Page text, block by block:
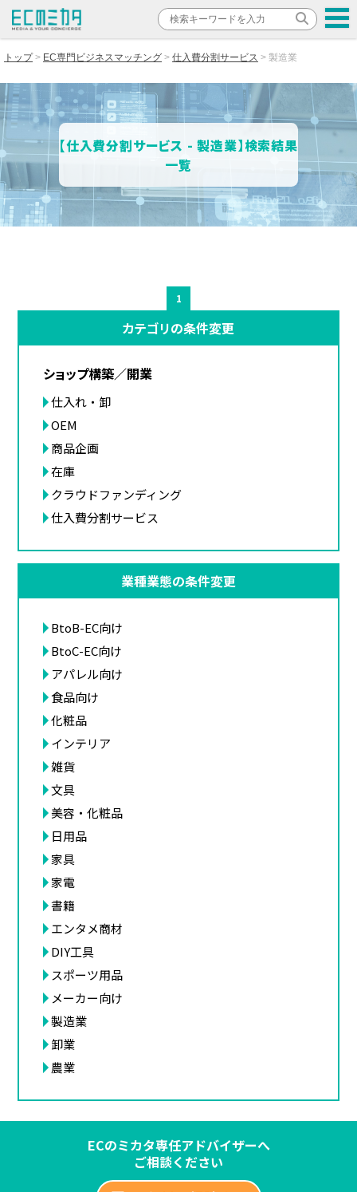
トップ EC専門ビジネスマッチング 仕入費分割サービス 製造業
【仕入費分割サービス - 製造業】検索結果
一覧
1
カテゴリの条件変更
ショップ構築／開業
仕入れ・卸
OEM
商品企画
在庫
クラウドファンディング
仕入費分割サービス
業種業態の条件変更
BtoB-EC向け
BtoC-EC向け
アパレル向け
食品向け
化粧品
インテリア
雑貨
文具
美容・化粧品
日用品
家具
家電
書籍
エンタメ商材
DIY工具
スポーツ用品
メーカー向け
製造業
卸業
農業
ECのミカタ専任アドバイザーへ
ご相談ください